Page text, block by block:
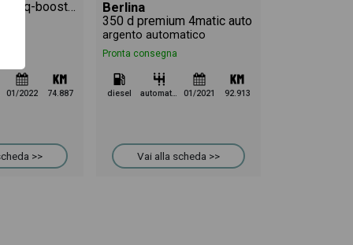
coupe 53 mhev (eq-boost) premium plus 4matic+ auto
01/2022 74.887
>>
Berlina
350 d premium 4matic auto
argento automatico
Pronta consegna
diesel automatico 01/2021 92.913
Vai alla scheda >>